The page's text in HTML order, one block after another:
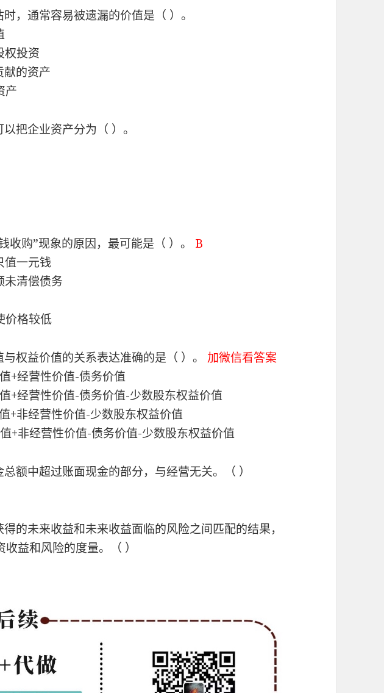
，通常容易被遗漏的价值是（ ）。
权投资
献的资产
产
把企业资产分为（ ）。
收购”现象的原因，最可能是（ ）。 B
值一元钱
未清偿债务
价格较低
权益价值的关系表达准确的是（ ）。 加微信看答案
+经营性价值-债务价值
+经营性价值-债务价值-少数股东权益价值
+非经营性价值-少数股东权益价值
+非经营性价值-债务价值-少数股东权益价值
额中超过账面现金的部分，与经营无关。（ ）
的未来收益和未来收益面临的风险之间匹配的结果，
益和风险的度量。（ ）